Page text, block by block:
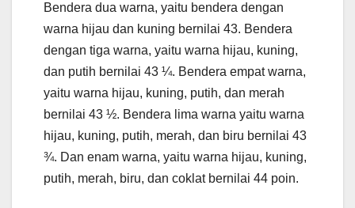
Bendera dua warna, yaitu bendera dengan
warna hijau dan kuning bernilai 43. Bendera
dengan tiga warna, yaitu warna hijau, kuning,
dan putih bernilai 43 ¼. Bendera empat warna,
yaitu warna hijau, kuning, putih, dan merah
bernilai 43 ½. Bendera lima warna yaitu warna
hijau, kuning, putih, merah, dan biru bernilai 43
¾. Dan enam warna, yaitu warna hijau, kuning,
putih, merah, biru, dan coklat bernilai 44 poin.